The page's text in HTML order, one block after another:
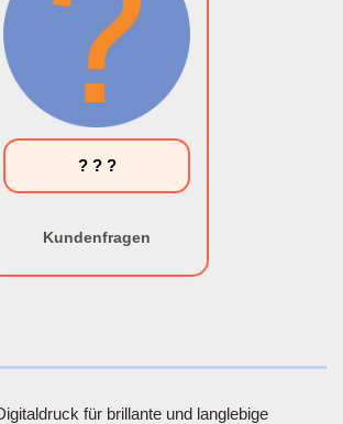
? ? ?
Kundenfragen
für brillante und langlebige